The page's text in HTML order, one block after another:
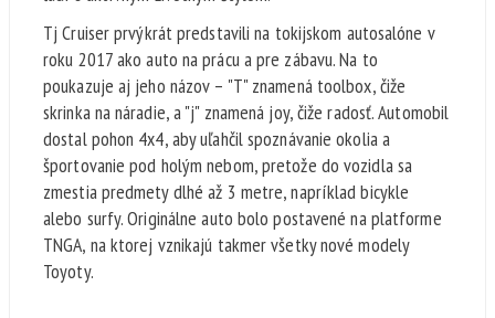
Tj Cruiser prvýkrát predstavili na tokijskom autosalóne v
roku 2017 ako auto na prácu a pre zábavu. Na to
poukazuje aj jeho názov – "T" znamená toolbox, čiže
skrinka na náradie, a "j" znamená joy, čiže radosť. Automobil
dostal pohon 4x4, aby uľahčil spoznávanie okolia a
športovanie pod holým nebom, pretože do vozidla sa
zmestia predmety dlhé až 3 metre, napríklad bicykle
alebo surfy. Originálne auto bolo postavené na platforme
TNGA, na ktorej vznikajú takmer všetky nové modely
Toyoty.